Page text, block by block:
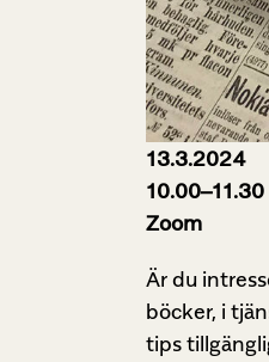
13.3.2024
10.00–11.30
Zoom
Är du
böcker, i
tips